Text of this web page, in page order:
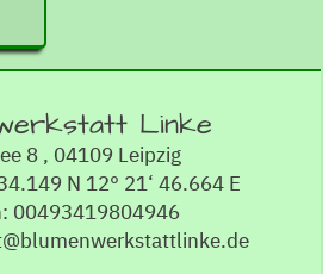
Linke
8 , 04109 Leipzig
N 12° 21‘ 46.664 E
00493419804946